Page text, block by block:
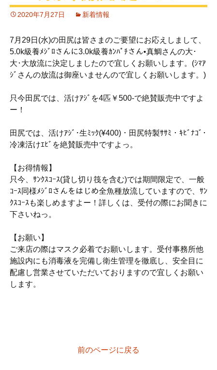
2020年7月27日 新着情報
7月29日(水)の田尻は皆さまのご要望にお応えしまして、
5.0k級養ﾒｼﾞﾛさんに3.0k級養ｶﾝﾊﾟﾁさん•真鯛さんの大･
大･大放流に決定しましたので宜しくお願いします。(ｼﾏｱ
ｼﾞさんの放流は御座いませんので宜しくお願いします。)
只今田尻では、活けｱｼﾞを4匹￥500-で絶賛販売中ですよ
ー！
田尻では、活けｱｼﾞ･生ﾐｯｸ(¥400)・田尻特製ｻｻﾐ・ｷﾋﾞﾅｺﾞ･
冷凍活けｴﾋﾞを絶賛販売中ですよっ。
【お得情報】
只今、ｻﾝｸｽｺｰｽ(貸し切り筏を含む)では期間限定で、一般
ｺｰｽ同様ﾒｼﾞﾛさんをはじめ全魚種放流していますので、ｻﾝ
ｸｽｺｰｽも楽しめますよー！詳しくは、受付の際にお聞きに
下さいねっ。
【お願い】
ご来店の際はマスク必着でお願いします。受付事務所他
施設内にも消毒液を完備し衛生管理を徹底し、安全目に
配慮し営業させていただいておりますので宜しくお願い
します。
前のページに戻る